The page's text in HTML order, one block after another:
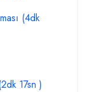
(4dk
17sn )